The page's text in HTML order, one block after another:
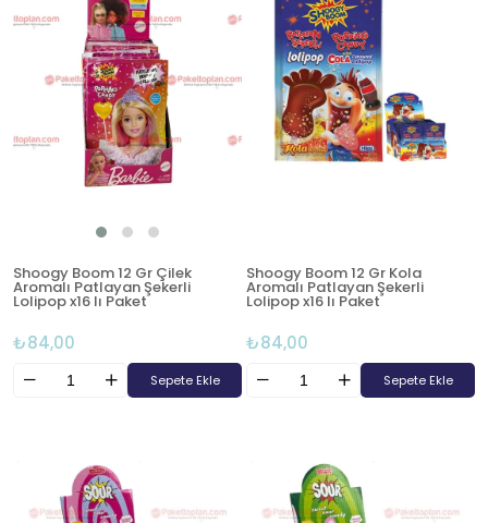
Shoogy Boom 12 Gr Çilek
Aromalı Patlayan Şekerli
Lolipop x16 lı Paket
₺84,00
Sepete Ekle
Shoogy Boom 12 Gr Kola
Aromalı Patlayan Şekerli
Lolipop x16 lı Paket
₺84,00
Sepete Ekle